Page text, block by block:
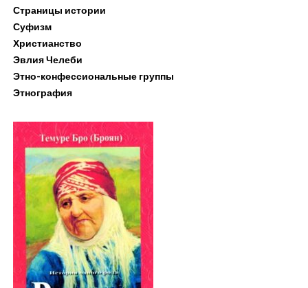
Страницы истории
Суфизм
Христианство
Эвлия Челеби
Этно-конфессиональные группы
Этнография